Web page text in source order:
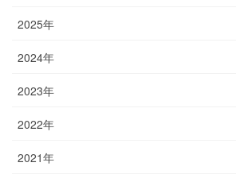
2025年
2024年
2023年
2022年
2021年